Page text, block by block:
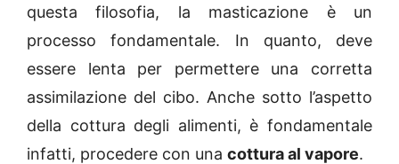
questa filosofia, la masticazione è un
processo fondamentale. In quanto, deve
essere lenta per permettere una corretta
assimilazione del cibo. Anche sotto l’aspetto
della cottura degli alimenti, è fondamentale
infatti, procedere con una cottura al vapore.